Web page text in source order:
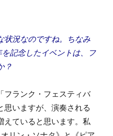
況なのですね。ちなみ
記念したイベントは、フ
？
フランク・フェスティバ
思いますが、演奏される
えていると思います。私